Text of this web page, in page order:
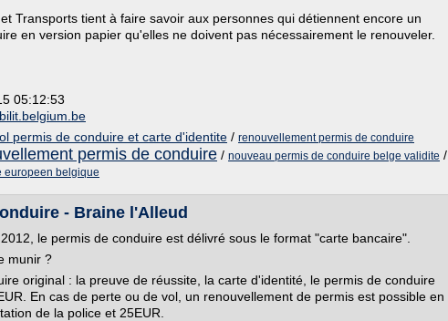
Transports tient à faire savoir aux personnes qui détiennent encore un
en version papier qu'elles ne doivent pas nécessairement le renouveler.
05:12:53
permis de conduire et carte d'identite / renouvellement permis de conduire
permis de conduire / nouveau permis de conduire belge validite /
europeen belgique
- Braine l'Alleud
le permis de conduire est délivré sous le format "carte bancaire".
munir ?
original : la preuve de réussite, la carte d'identité, le permis de conduire
En cas de perte ou de vol, un renouvellement de permis est possible en
de la police et 25EUR.